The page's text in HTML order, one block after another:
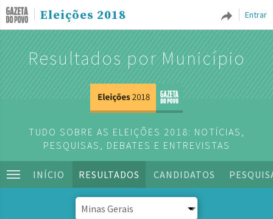
Entrar
Eleições 2018
Resultados por Município
TUDO SOBRE AS ELEIÇÕES 2018: NOTÍCIAS,
PESQUISAS, DEBATES E ENTREVISTAS
INÍCIO RESULTADOS CANDIDATOS